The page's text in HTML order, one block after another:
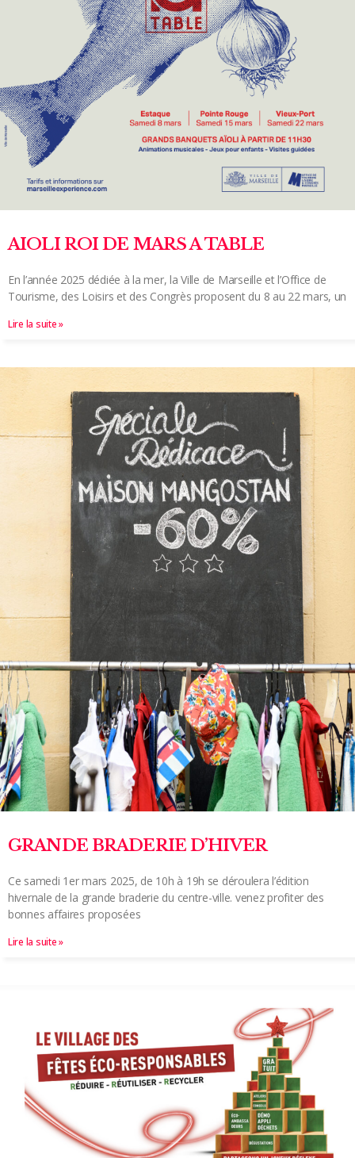
AIOLI ROI DE MARS A TABLE
En l’année 2025 dédiée à la mer, la Ville de Marseille et l’Office de
Tourisme, des Loisirs et des Congrès proposent du 8 au 22 mars, un
Lire la suite »
GRANDE BRADERIE D’HIVER
Ce samedi 1er mars 2025, de 10h à 19h se déroulera l’édition
hivernale de la grande braderie du centre-ville. venez profiter des
bonnes affaires proposées
Lire la suite »